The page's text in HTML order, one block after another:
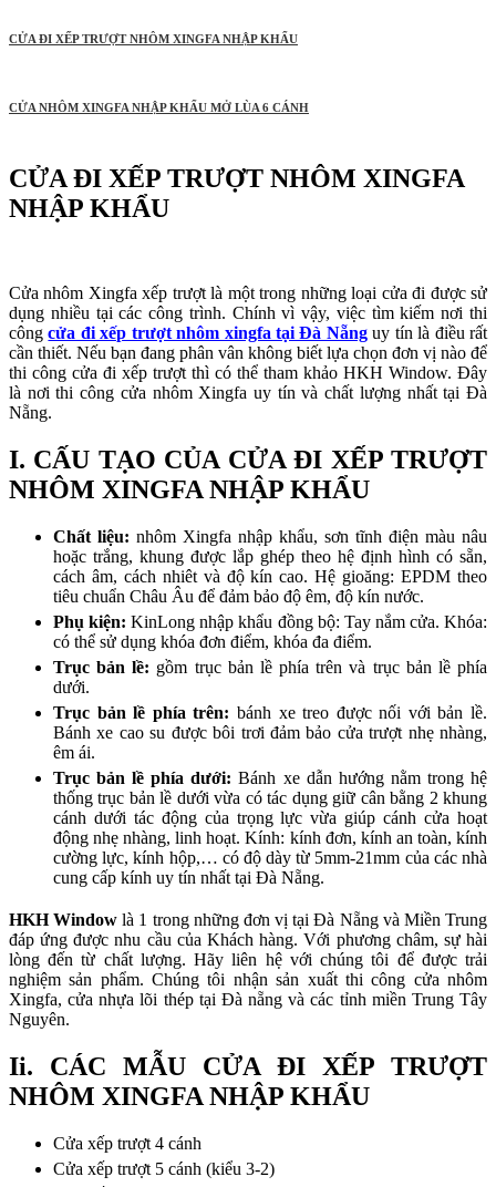
CỬA ĐI XẾP TRƯỢT NHÔM XINGFA NHẬP KHẨU
CỬA NHÔM XINGFA NHẬP KHẨU MỞ LÙA 6 CÁNH
CỬA ĐI XẾP TRƯỢT NHÔM XINGFA
NHẬP KHẨU
Cửa nhôm Xingfa xếp trượt là một trong những loại cửa đi được sử
dụng nhiều tại các công trình. Chính vì vậy, việc tìm kiếm nơi thi
côngcửa đi xếp trượt nhôm xingfa tại Đà Nẵnguy tín là điều rất
cần thiết. Nếu bạn đang phân vân không biết lựa chọn đơn vị nào để
thi công cửa đi xếp trượt thì có thể tham khảo HKH Window. Đây
là nơi thi công cửa nhôm Xingfa uy tín và chất lượng nhất tại Đà
Nẵng.
I. CẤU TẠO CỦA CỬA ĐI XẾP TRƯỢT
NHÔM XINGFA NHẬP KHẨU
Chất liệu: nhôm Xingfa nhập khẩu, sơn tĩnh điện màu nâu
hoặc trắng, khung được lắp ghép theo hệ định hình có sẵn,
cách âm, cách nhiêt và độ kín cao. Hệ gioăng: EPDM theo
tiêu chuẩn Châu Âu để đảm bảo độ êm, độ kín nước.
Phụ kiện: KinLong nhập khẩu đồng bộ: Tay nắm cửa. Khóa:
có thể sử dụng khóa đơn điểm, khóa đa điểm.
Trục bản lề: gồm trục bản lề phía trên và trục bản lề phía
dưới.
Trục bản lề phía trên: bánh xe treo được nối với bản lề.
Bánh xe cao su được bôi trơi đảm bảo cửa trượt nhẹ nhàng,
êm ái.
Trục bản lề phía dưới: Bánh xe dẫn hướng nằm trong hệ
thống trục bản lề dưới vừa có tác dụng giữ cân bằng 2 khung
cánh dưới tác động của trọng lực vừa giúp cánh cửa hoạt
động nhẹ nhàng, linh hoạt. Kính: kính đơn, kính an toàn, kính
cường lực, kính hộp,… có độ dày từ 5mm-21mm của các nhà
cung cấp kính uy tín nhất tại Đà Nẵng.
HKH Window là 1 trong những đơn vị tại Đà Nẵng và Miền Trung
đáp ứng được nhu cầu của Khách hàng. Với phương châm, sự hài
lòng đến từ chất lượng. Hãy liên hệ với chúng tôi để được trải
nghiệm sản phẩm. Chúng tôi nhận sản xuất thi công cửa nhôm
Xingfa, cửa nhựa lõi thép tại Đà nẵng và các tỉnh miền Trung Tây
Nguyên.
Ii. CÁC MẪU CỬA ĐI XẾP TRƯỢT
NHÔM XINGFA NHẬP KHẨU
Cửa xếp trượt 4 cánh
Cửa xếp trượt 5 cánh (kiểu 3-2)